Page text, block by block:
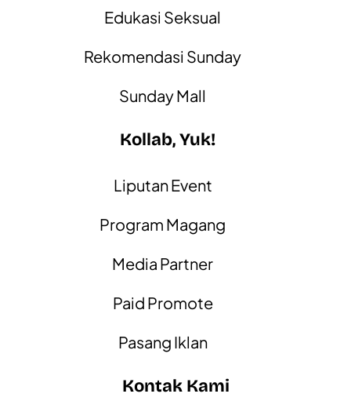
Edukasi Seksual
Rekomendasi Sunday
Sunday Mall
Kollab, Yuk!
Liputan Event
Program Magang
Media Partner
Paid Promote
Pasang Iklan
Kontak Kami